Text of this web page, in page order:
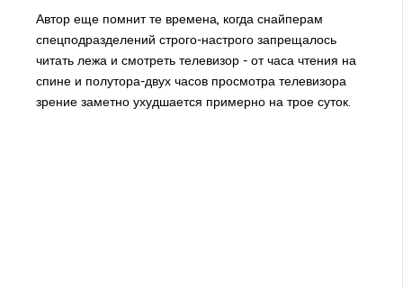
Автор еще помнит те времена, когда снайперам
спецподразделений строго-настрого запрещалось
читать лежа и смотреть телевизор - от часа чтения на
спине и полутора-двух часов просмотра телевизора
зрение заметно ухудшается примерно на трое суток.